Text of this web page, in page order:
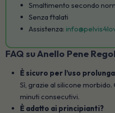
Smaltimento secondo
Senza ftalati
Assistenza:
FAQ su Anello Pene
È sicuro per l’uso
Sì, grazie al silicone
minuti consecutivi.
È adatto ai principianti?